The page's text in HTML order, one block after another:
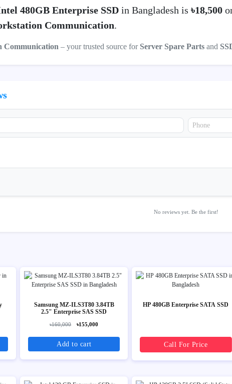
480GB Enterprise SSD in Bangladesh is ৳18,500
Communication.
Communication – your trusted source for Server Spare Parts and
No reviews yet. Be the first!
Samsung MZ-ILS3T80 3.84TB
2.5" Enterprise SAS SSD
৳160,000 ৳155,000
Add to cart
HP 480GB Enterprise SATA SSD
Call For Price